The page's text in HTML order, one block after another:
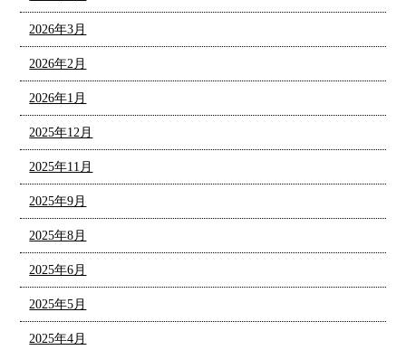
2026年3月
2026年2月
2026年1月
2025年12月
2025年11月
2025年9月
2025年8月
2025年6月
2025年5月
2025年4月